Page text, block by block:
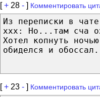
[+ 28 - ] Комментировать
Из переписки в
xxx: Но...там сча
Хотел копнуть
обиделся и обоссал.
[+ 23 - ] Комментировать